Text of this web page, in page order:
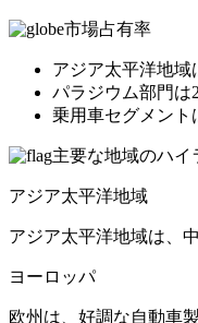
市場占有率
アジア太平洋地域
パラジウム部門は
乗用車セグメント
主要な地域のハイ
アジア太平洋地域
アジア太平洋地域は、
ヨーロッパ
欧州は、好調な自動車